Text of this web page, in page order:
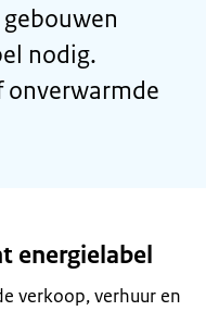
nodig.
onverwarmde
energielabel
verkoop, verhuur en